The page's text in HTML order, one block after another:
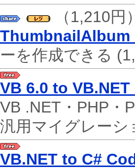
（1,210円）
ThumbnailAlbum
ーを作成できる
VB 6.0 to
VB .NET・PHP・
汎用マイグレーシ
VB.NET to C#